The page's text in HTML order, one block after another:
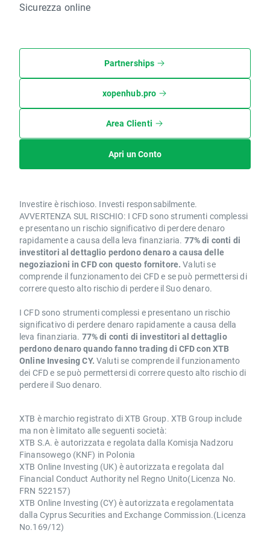
Sicurezza online
Partnerships
xopenhub.pro
Area Clienti
Apri un Conto
Investire è rischioso. Investi responsabilmente.
AVVERTENZA SUL RISCHIO: I CFD sono strumenti complessi
e presentano un rischio significativo di perdere denaro
rapidamente a causa della leva finanziaria. 77% di conti di
investitori al dettaglio perdono denaro a causa delle
negoziazioni in CFD con questo fornitore. Valuti se
comprende il funzionamento dei CFD e se può permettersi di
correre questo alto rischio di perdere il Suo denaro.
I CFD sono strumenti complessi e presentano un rischio
significativo di perdere denaro rapidamente a causa della
leva finanziaria. 77% di conti di investitori al dettaglio
perdono denaro quando fanno trading di CFD con XTB
Online Invesing CY. Valuti se comprende il funzionamento
dei CFD e se può permettersi di correre questo alto rischio di
perdere il Suo denaro.
XTB è marchio registrato di XTB Group. XTB Group include
ma non è limitato alle seguenti società:
XTB S.A. è autorizzata e regolata dalla Komisja Nadzoru
Finansowego (KNF) in Polonia
XTB Online Investing (UK) è autorizzata e regolata dal
Financial Conduct Authority nel Regno Unito(Licenza No.
FRN 522157)
XTB Online Investing (CY) è autorizzata e regolamentata
dalla Cyprus Securities and Exchange Commission.(Licenza
No.169/12)